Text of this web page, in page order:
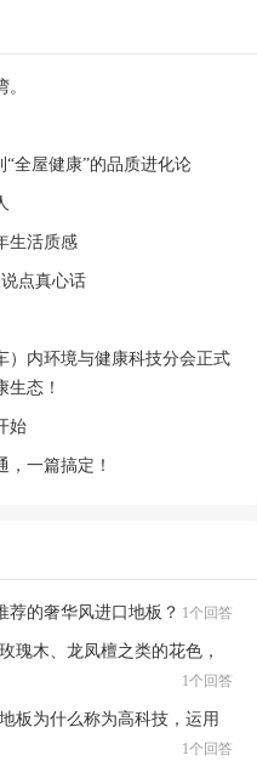
“全屋健康”的品质进化论
生活质感
点真心话
）内环境与健康科技分会正式
生态！
始
一篇搞定！
荐的奢华风进口地板？ 1个回答
瑰木、龙凤檀之类的花色，
1个回答
板为什么称为高科技，运用
1个回答